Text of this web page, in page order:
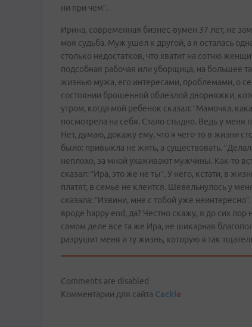
ни при чем”.
Ирина, современная бизнес-вумен 37 лет, не
моя судьба. Муж ушел к другой, а я осталась
столько недостатков, что хватит на сотню
подсобная рабочая или уборщица, на большее
жизнью мужа, его интересами, проблемами, о
состоянии брошенной облезлой дворняжки,
утром, когда мой ребенок сказал: “Мамочка,
посмотрела на себя. Стало стыдно. Ведь у меня
Нет, думаю, докажу ему, что я чего-то в жизни
было: привыкла не жить, а существовать.
неплохо, за мной ухаживают мужчины. Как-то
сказал: “Ира, это же не ты”. У него, кстати, в
платят, в семье не клеится. Шевельнулось у
сказала: “Извини, мне с тобой уже
вроде happy end, да? Честно скажу, я до сих
самом деле все та же Ира, не шикарная
разрушит меня и ту жизнь, которую я так
Comments are disabled
Комментарии для сайта Cackle